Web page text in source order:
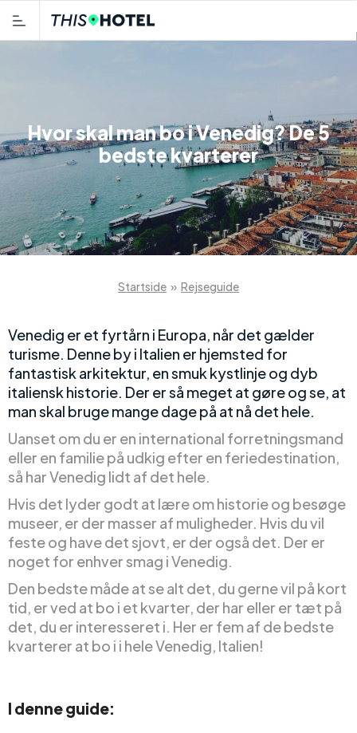
Hvor skal man bo i Venedig? De 5
bedste kvarterer
Startside » Rejseguide
Venedig er et fyrtårn i Europa, når det gælder
turisme. Denne by i Italien er hjemsted for
fantastisk arkitektur, en smuk kystlinje og dyb
italiensk historie. Der er så meget at gøre og se, at
man skal bruge mange dage på at nå det hele.
Uanset om du er en international forretningsmand
eller en familie på udkig efter en feriedestination,
så har Venedig lidt af det hele.
Hvis det lyder godt at lære om historie og besøge
museer, er der masser af muligheder. Hvis du vil
feste og have det sjovt, er der også det. Der er
noget for enhver smag i Venedig.
Den bedste måde at se alt det, du gerne vil på kort
tid, er ved at bo i et kvarter, der har eller er tæt på
det, du er interesseret i. Her er fem af de bedste
kvarterer at bo i i hele Venedig, Italien!
I denne guide: